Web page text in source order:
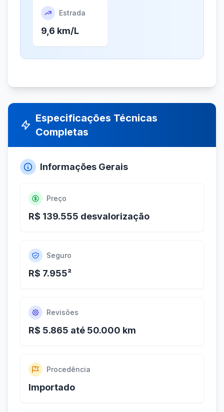
Estrada
9,6 km/L
Especificações Técnicas
Completas
Informações Gerais
Preço
R$ 139.555 desvalorização
Seguro
R$ 7.955²
Revisões
R$ 5.865 até 50.000 km
Procedência
Importado